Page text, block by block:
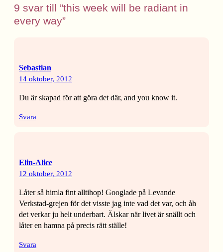
9 svar till ”this week will be radiant in
every way”
Sebastian
14 oktober, 2012
Du är skapad för att göra det där, and you know it.
Svara
Elin-Alice
12 oktober, 2012
Låter så himla fint alltihop! Googlade på Levande
Verkstad-grejen för det visste jag inte vad det var, och åh
det verkar ju helt underbart. Älskar när livet är snällt och
låter en hamna på precis rätt ställe!
Svara